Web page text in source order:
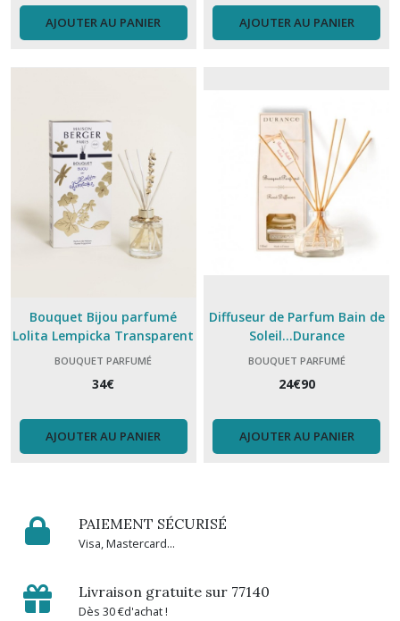
AJOUTER AU PANIER AJOUTER AU PANIER
Bouquet Bijou parfumé
Lolita Lempicka Transparent
BOUQUET PARFUMÉ
34€
AJOUTER AU PANIER
Diffuseur de Parfum Bain de
Soleil...Durance
BOUQUET PARFUMÉ
24€90
AJOUTER AU PANIER
PAIEMENT SÉCURISÉ
Visa, Mastercard...
Livraison gratuite sur 77140
Dès 30 €d'achat !